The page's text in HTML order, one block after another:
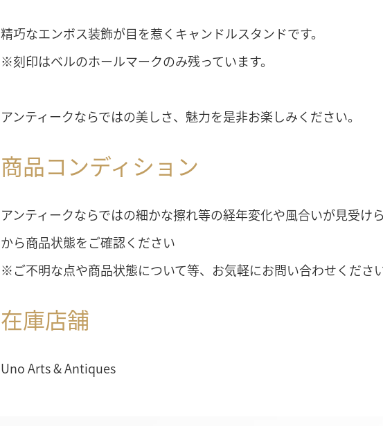
精巧なエンボス装飾が目を惹くキャンドルスタンドです。
※刻印はベルのホールマークのみ残っています。
アンティークならではの美しさ、魅力を是非お楽しみください。
商品コンディション
アンティークならではの細かな擦れ等の経年変化や風合いが見受け
から商品状態をご確認ください
※ご不明な点や商品状態について等、お気軽にお問い合わせくださ
在庫店舗
Uno Arts & Antiques